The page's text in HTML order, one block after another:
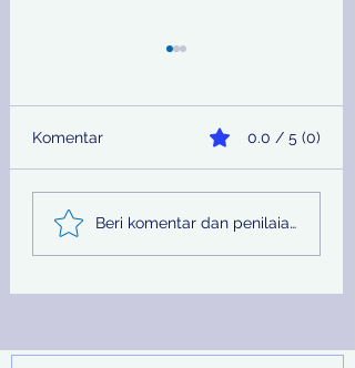
Sinergi Bea Cukai dan
Satgaspam Lanudal
Juanda Gagalkan
Komentar 0.0 / 5 (0)
Beri komentar dan penilaian...